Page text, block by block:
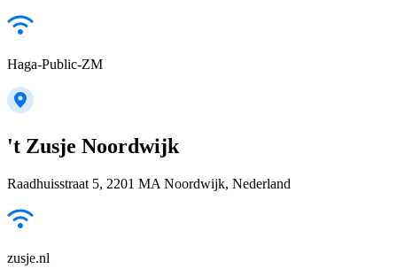
Haga-Public-ZM
't Zusje Noordwijk
Raadhuisstraat 5, 2201 MA Noordwijk, Nederland
zusje.nl